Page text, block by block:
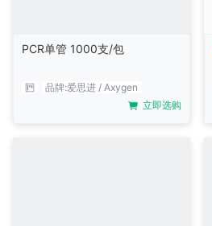
PCR单管 1000支/包
品牌:爱思进 / Axygen
立即选购